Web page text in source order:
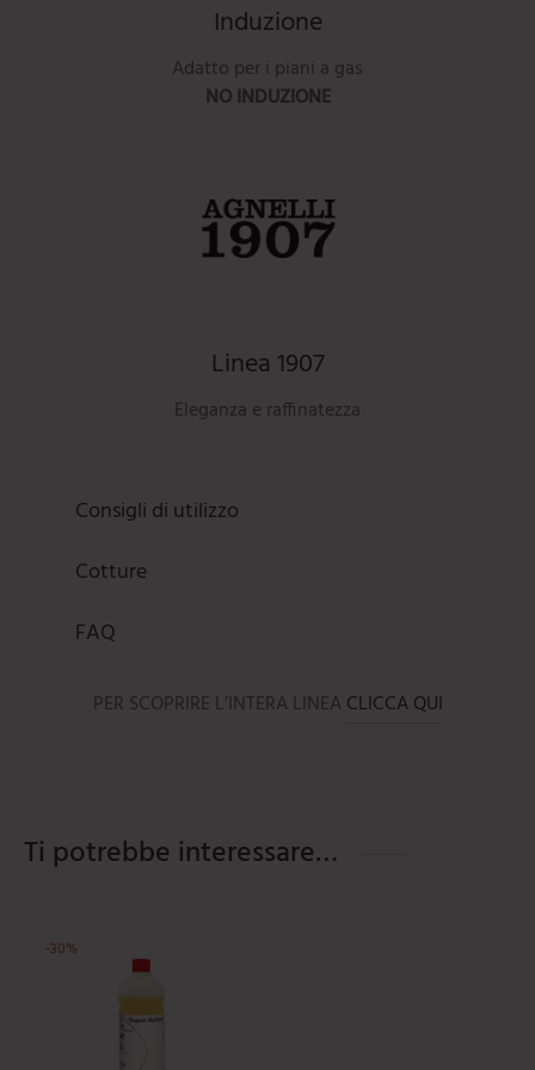
Induzione
Adatto per i piani a gas
NO INDUZIONE
Linea 1907
Eleganza e raffinatezza
Consigli di utilizzo
Cotture
FAQ
PER SCOPRIRE L’INTERA LINEA CLICCA QUI
Ti potrebbe interessare…
-30%